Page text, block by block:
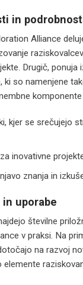
in
Alliance
Drugič, ponuja
ki so namenjene
komponente
kjer se srečujejo
inovativne
znanja in
uporabe
številne
v praksi. Na
na razvoj
elemente